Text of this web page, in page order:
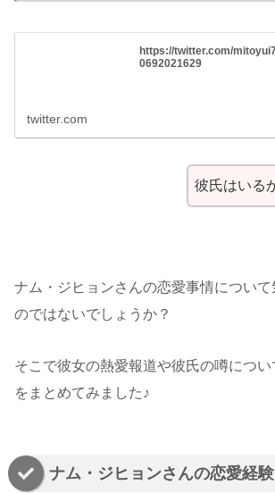
https://twitter.com/
0692021629
twitter.com
彼氏はいる
ナム・ジヒョンさんの恋愛事情につい
のではないでしょうか？
そこで彼女の熱愛報道や彼氏の噂につ
をまとめてみました♪
ナム・ジヒョンさんの恋愛経験